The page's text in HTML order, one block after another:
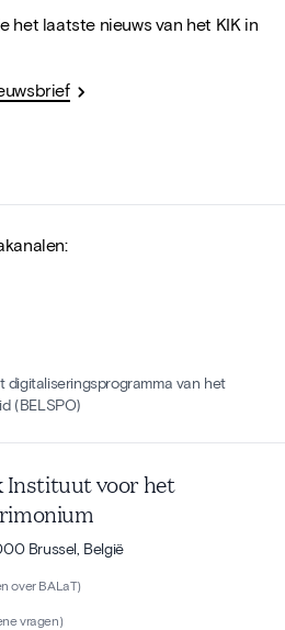
het laatste nieuws van het KIK in
digitaliseringsprogramma van het
(BELSPO)
Instituut voor het
Brussel, België
over BALaT)
vragen)